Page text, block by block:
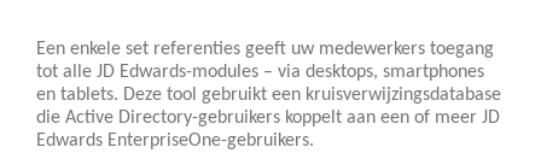
Een enkele set referenties geeft uw medewerkers toegang
tot alle JD Edwards-modules – via desktops, smartphones
en tablets. Deze tool gebruikt een kruisverwijzingsdatabase
die Active Directory-gebruikers koppelt aan een of meer JD
Edwards EnterpriseOne-gebruikers.